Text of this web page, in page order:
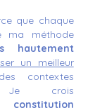
que chaque
ma méthode
hautement
un meilleur
contextes
Je crois
constitution